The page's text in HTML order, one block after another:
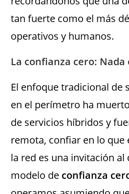
tan fuerte como el más
operativos y humanos.
La confianza cero: Nada
El enfoque tradicional de
en el perímetro ha
de servicios híbridos y
remota, confiar en lo que
la red es una invitación al
modelo de confianza